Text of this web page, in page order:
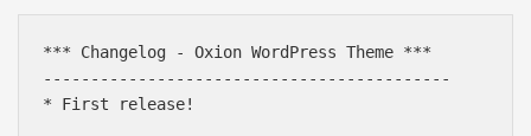
*** Changelog - Oxion WordPress Theme ***
-------------------------------------------